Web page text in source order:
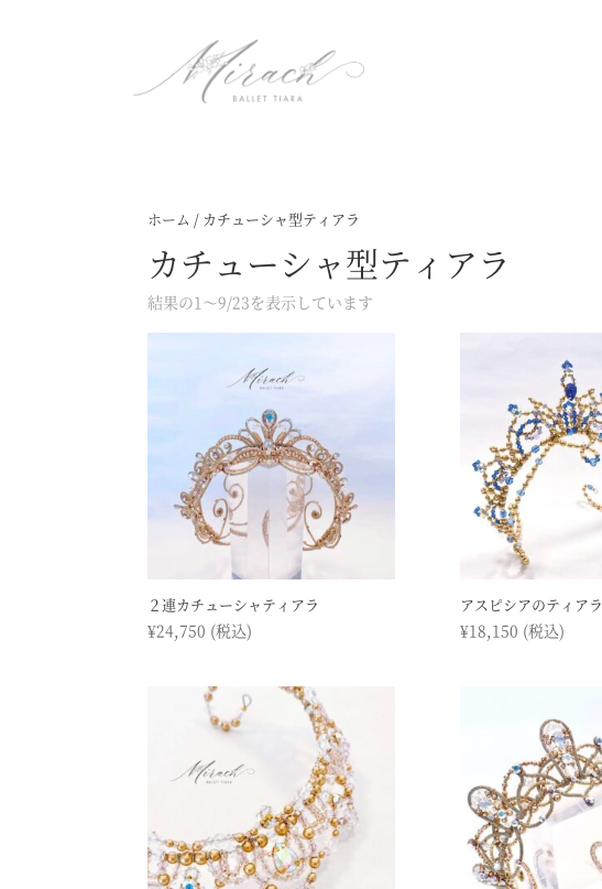
ホーム / カチューシャ型ティアラ
カチューシャ型ティアラ
結果の1～9/23を表示しています
２連カチューシャティアラ
¥24,750 (税込)
アスピシアのティアラ
¥18,150 (税込)